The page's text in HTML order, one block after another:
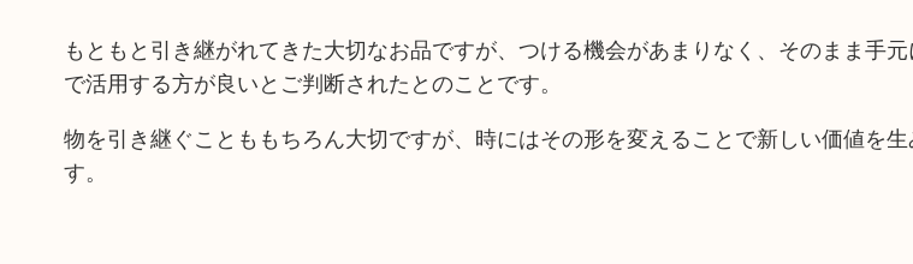
もともと引き継がれてきた大切なお品ですが、つける機会があまりなく、そのまま手
で活用する方が良いとご判断されたとのことです。
物を引き継ぐことももちろん大切ですが、時にはその形を変えることで新しい価値を
す。